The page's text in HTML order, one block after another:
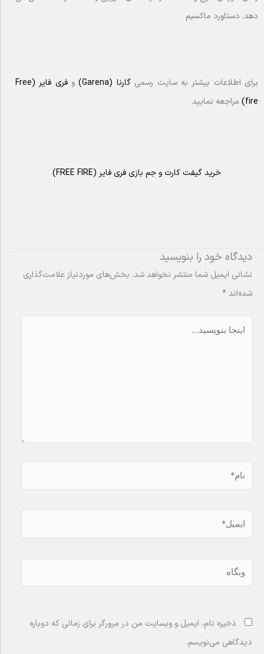
دهد. دستاورد ماکسیم
برای اطلاعات بیشتر به سایت رسمیگارنا (Garena) و
فری فایر (Free
fire) مراجعه نمایید
خرید گیفت کارت و جم بازی فری فایر (FREE FIRE)
دیدگاه‌ خود را بنویسید
نشانی ایمیل شما منتشر نخواهد شد. بخش‌های موردنیاز علامت‌گذاری
شده‌اند*
اینجا
نام*
ایمیل*
وبگاه
ذخیره نام، ایمیل و وبسایت من در مرورگر برای زمانی که دوباره
دیدگاهی می‌نویسم.